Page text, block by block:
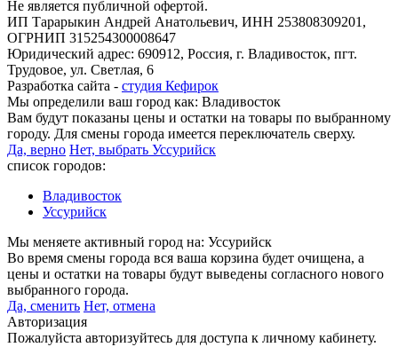
Не является публичной офертой.
ИП Тарарыкин Андрей Анатольевич, ИНН 253808309201,
ОГРНИП 315254300008647
Юридический адрес: 690912, Россия, г. Владивосток, пгт.
Трудовое, ул. Светлая, 6
Разработка сайта - студия Кефирок
Мы определили ваш город как: Владивосток
Вам будут показаны цены и остатки на товары по выбранному
городу. Для смены города имеется переключатель сверху.
Да, верно Нет, выбрать Уссурийск
список городов:
Владивосток
Уссурийск
Мы меняете активный город на: Уссурийск
Во время смены города вся ваша корзина будет очищена, а
цены и остатки на товары будут выведены согласного нового
выбранного города.
Да, сменить Нет, отмена
Авторизация
Пожалуйста авторизуйтесь для доступа к личному кабинету.